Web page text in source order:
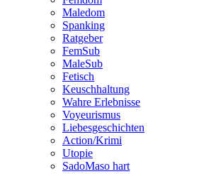
Maledom
Spanking
Ratgeber
FemSub
MaleSub
Fetisch
Keuschhaltung
Wahre Erlebnisse
Voyeurismus
Liebesgeschichten
Action/Krimi
Utopie
SadoMaso hart